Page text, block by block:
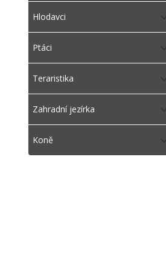
Hlodavci
Ptáci
Teraristika
Zahradní jezírka
Koně